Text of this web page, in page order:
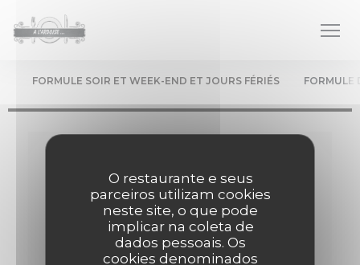
O restaurante e seus
parceiros utilizam cookies
neste site, o que pode
implicar na coleta de
dados pessoais. Os
cookies denominados
Le chef élabore les menus au gré des saisons...
FORMULE SOIR ET WEEK-END ET JOURS FÉRIÉS FORMULE